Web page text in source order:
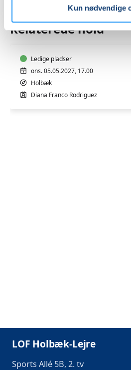
Kun nødvendige
Relaterede hold
SPANSK
OG
Ledige pladser
ons. 05.05.2027, 17.00
Holbæk
Diana Franco Rodriguez
LOF Holbæk-Lejre
Sports Allé 5B, 2. tv